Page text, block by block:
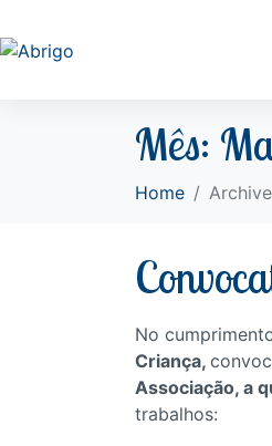
Mês:
Home
No
Criança,
Associação, a
trabalhos: